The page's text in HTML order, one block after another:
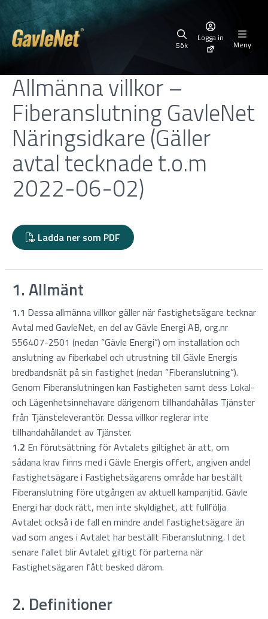
Sök
Logga in
Meny
Allmänna villkor –
Fiberanslutning GavleNet
Näringsidkare (Gäller
avtal tecknade t.o.m
2022-06-02)
Ladda ner som PDF
1. Allmänt
1.1 Dessa allmänna villkor gäller när fastighetsägare tecknar
Avtal med GavleNet, en del av Gävle Energi AB, org.nr
556407-2501 (nedan ”Gävle Energi”) om installation och
anslutning av fiberkabel och utrustning till Gävle Energis
bredbandsnät på sin fastighet (nedan ”Fiberanslutning”).
Genom Fiberanslutningen kan Fastigheten samt dess Lokal-
och Lägenhetsinnehavare därigenom tillhandahållas Tjänster
från Tjänsteleverantör. Dessa villkor reglerar inte
tillhandahållandet av Tjänster.
1.2 En förutsättning för Avtalets giltighet är att, om
sådana krav finns med i Gävle Energis offert, angiven andel
fastighetsägare i Fastighetsägarens område har beställt
Fiberanslutning före utgången av aktuell kampanjtid. Gävle
Energi har dock rätt, men inte skyldighet, att fullfölja
Avtalet också i de fall en mindre andel fastighetsägare än
vad som anges i Avtalet har beställt Fiberanslutning. I det
senare fallet blir Avtalet giltigt för parterna när
Fastighetsägaren fått besked därom.
2. Definitioner